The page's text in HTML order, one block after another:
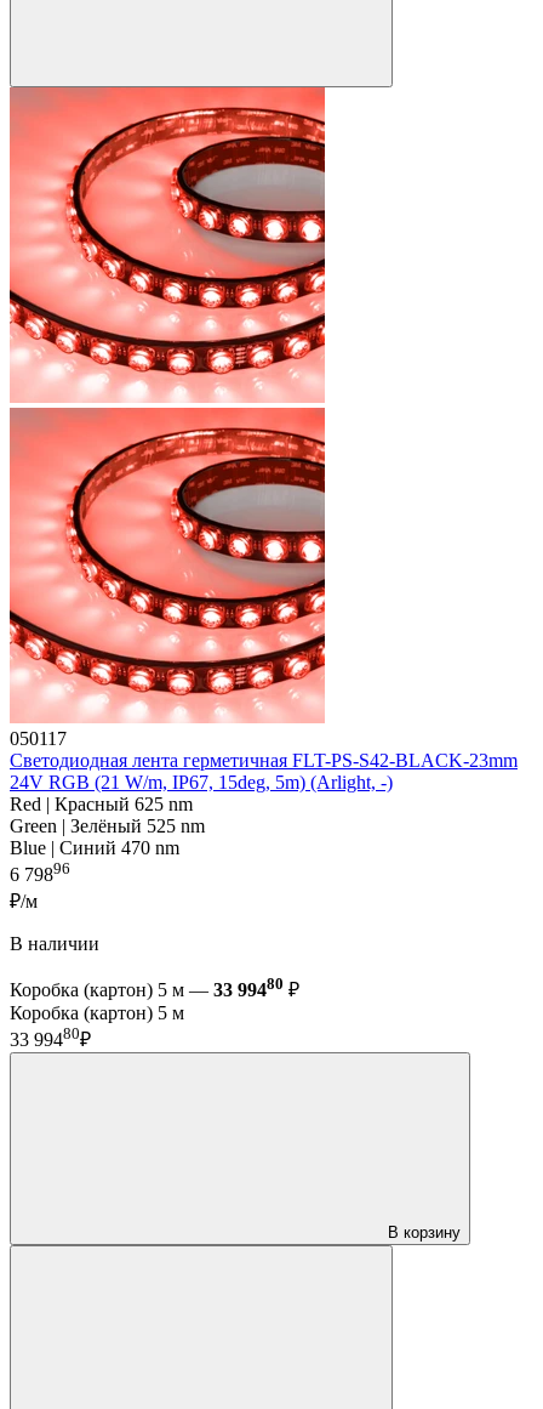
050117
Светодиодная лента герметичная FLT-PS-S42-BLACK-23mm
24V RGB (21 W/m, IP67, 15deg, 5m) (Arlight, -)
Red | Красный 625 nm
Green | Зелёный 525 nm
Blue | Синий 470 nm
6 79896
₽/м
В наличии
Коробка (картон) 5 м — 33 99480 ₽
Коробка (картон) 5 м
33 99480₽
В корзину